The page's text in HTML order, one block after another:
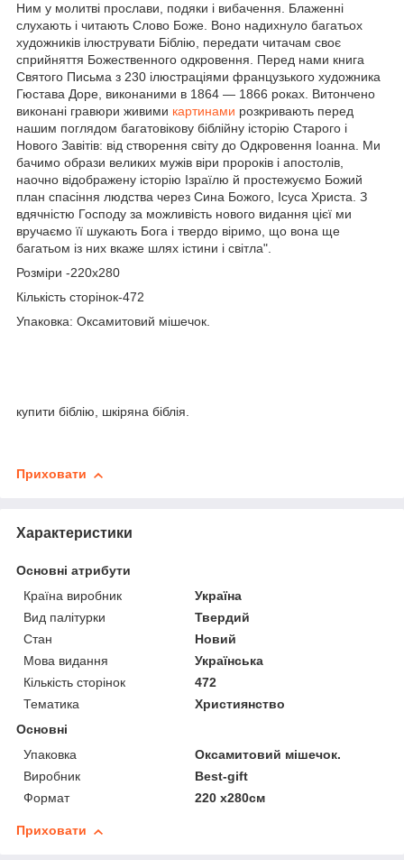
Ним у молитві прослави, подяки і вибачення. Блаженні
слухають і читають Слово Боже. Воно надихнуло багатьох
художників ілюструвати Біблію, передати читачам своє
сприйняття Божественного одкровення. Перед нами книга
Святого Письма з 230 ілюстраціями французького художника
Гюстава Доре, виконаними в 1864 — 1866 роках. Витончено
виконані гравюри живими картинами розкривають перед
нашим поглядом багатовікову біблійну історію Старого і
Нового Завітів: від створення світу до Одкровення Іоанна. Ми
бачимо образи великих мужів віри пророків і апостолів,
наочно відображену історію Ізраїлю й простежуємо Божий
план спасіння людства через Сина Божого, Ісуса Христа. З
вдячністю Господу за можливість нового видання цієї ми
вручаємо її шукають Бога і твердо віримо, що вона ще
багатьом із них вкаже шлях істини і світла".
Розміри -220х280
Кількість сторінок-472
Упаковка: Оксамитовий мішечок.
купити біблію, шкіряна біблія.
Приховати
Характеристики
Основні атрибути
Країна виробник
Україна
Вид палітурки
Твердий
Стан
Новий
Мова видання
Українська
Кількість сторінок
472
Тематика
Християнство
Основні
Упаковка
Оксамитовий мішечок.
Виробник
Best-gift
Формат
220 x280см
Приховати